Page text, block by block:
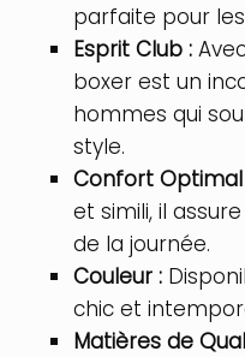
parfaite pour
Esprit Club :
boxer est un
hommes qui
style.
Confort Optimal
et simili, il
de la journée.
Couleur :
chic et
Matières de